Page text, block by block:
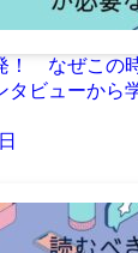
！ なぜこの
タビューから